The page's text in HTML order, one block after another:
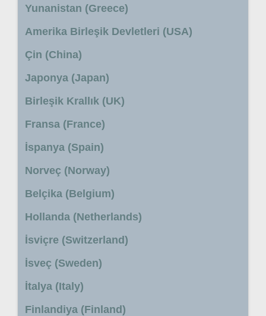
Yunanistan (Greece)
Amerika Birleşik Devletleri (USA)
Çin (China)
Japonya (Japan)
Birleşik Krallık (UK)
Fransa (France)
İspanya (Spain)
Norveç (Norway)
Belçika (Belgium)
Hollanda (Netherlands)
İsviçre (Switzerland)
İsveç (Sweden)
İtalya (Italy)
Finlandiya (Finland)